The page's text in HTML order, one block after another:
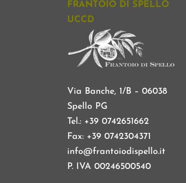
FRANTOIO DI SPELLO
UCCD
Via Banche, 1/B – 06038
Spello PG
Tel.: +39 0742651662
Fax: +39 0742304371
info@frantoiodispello.it
P. IVA 00246500540